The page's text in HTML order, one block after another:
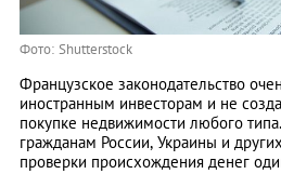
Фото: Shutterstock
Французское законодательство
иностранным инвесторам и не
покупке недвижимости любого
гражданам России, Украины и
проверки происхождения денег